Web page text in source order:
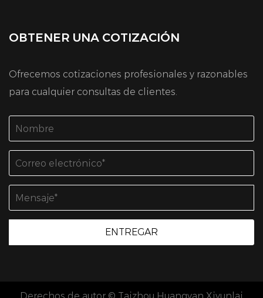
OBTENER UNA COTIZACIÓN
Ofrecemos cotizaciones profesionales y razonables
para cualquier consultas de clientes.